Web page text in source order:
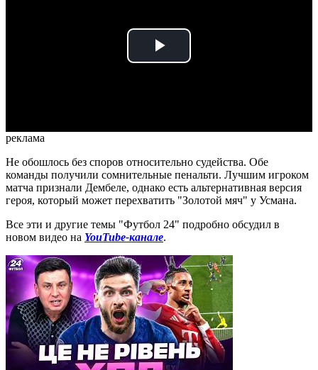
Play
реклама
Не обошлось без споров относительно судейства. Обе
команды получили сомнительные пенальти. Лучшим игроком
матча признали Дембеле, однако есть альтернативная версия
героя, который может перехватить "Золотой мяч" у Усмана.
Все эти и другие темы "Футбол 24" подробно обсудил в
новом видео на YouTube-канале.